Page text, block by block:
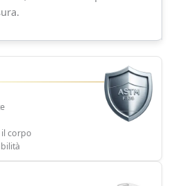
corpo